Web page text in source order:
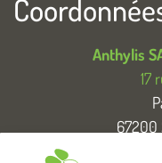
Anthylis
17
67200